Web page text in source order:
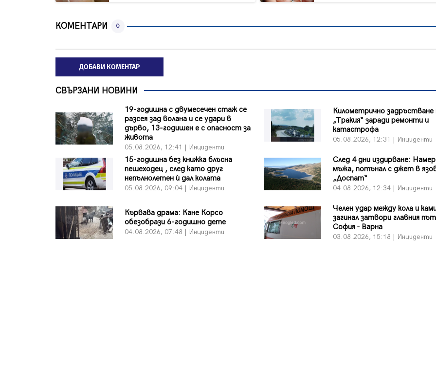
КОМЕНТАРИ 0
ДОБАВИ КОМЕНТАР
СВЪРЗАНИ НОВИНИ
19-годишна с двумесечен стаж се
разсея зад волана и се удари в
дърво, 13-годишен е с опасност за
живота
05.08.2026, 12:41 | Инциденти
Километрично задръстване
„Тракия“ заради ремонти и
катастрофа
05.08.2026, 12:31 | Инциденти
15-годишна без книжка блъсна
пешеходец , след като друг
непълнолетен ѝ дал колата
05.08.2026, 09:04 | Инциденти
След 4 дни издирване:
мъжа, потънал с джет в
„Доспат“
04.08.2026, 12:34 | Инциденти
Кървава драма: Кане Корсо
обезобрази 6-годишно дете
04.08.2026, 07:48 | Инциденти
Челен удар между кола и
загинал затвори главния път
София - Варна
03.08.2026, 15:18 | Инциденти